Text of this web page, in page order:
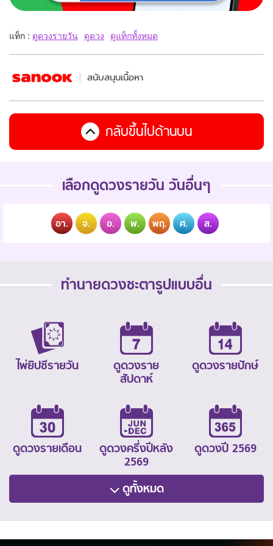
แท็ก : ดูดวงรายวัน ดูดวง ดูแท็กทั้งหมด
สนับสนุนเนื้อหา
กลับขึ้นไปด้านบน
เลือกดูดวงรายวัน วันอื่นๆ
อา. จ. อ. พ. พฤ. ศ. ส.
ทำนายดวงชะตารูปแบบอื่น
ไพ่ยิปซีรายวัน
ดูดวงราย
สัปดาห์
ดูดวงรายปักษ์
ดูดวงรายเดือน
ดูดวงครึ่งปีหลัง
2569
ดูดวงปี 2569
ดูทั้งหมด